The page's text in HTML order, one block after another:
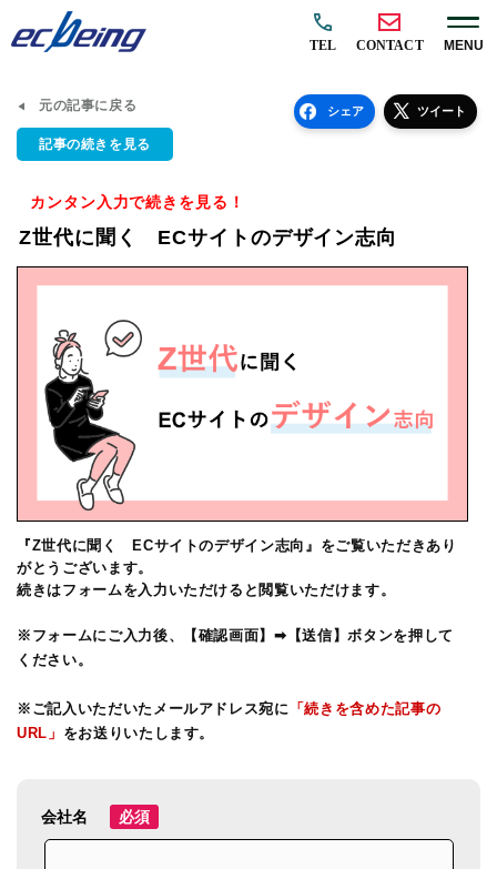
TEL CONTACT MENU
シェア ツイート
元の記事に戻る
記事の続きを見る
カンタン入力で続きを見る！
Z世代に聞く ECサイトのデザイン志向
『Z世代に聞く ECサイトのデザイン志向』 をご覧いただきあり
がとうございます。
続きはフォームを入力いただけると閲覧いただけます。
※フォームにご入力後、【確認画面】➡【送信】ボタンを押して
ください。
※ご記入いただいたメールアドレス宛に 「続きを含めた記事の
URL」 をお送りいたします。
会社名 必須